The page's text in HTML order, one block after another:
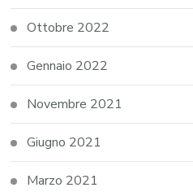
Ottobre 2022
Gennaio 2022
Novembre 2021
Giugno 2021
Marzo 2021